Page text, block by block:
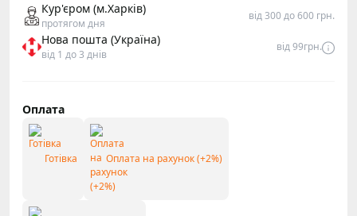
Кур'єром (м.Харків)
протягом дня
від 300 до 600 грн.
Нова пошта (Україна)
від 1 до 3 днів
від 99грн.
Оплата
Готівка Оплата на рахунок (+2%)